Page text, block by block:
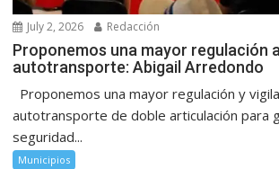
July 2, 2026 Redacción
Proponemos una mayor regulación al
autotransporte: Abigail Arredondo
Proponemos una mayor regulación y
autotransporte de doble articulación para
seguridad...
Municipios